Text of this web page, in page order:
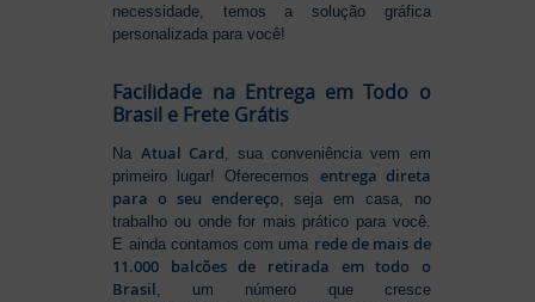
necessidade, temos a solução gráfica
personalizada para você!
Facilidade na Entrega em Todo o
Brasil e Frete Grátis
Na Atual Card, sua conveniência vem em
primeiro lugar! Oferecemos entrega direta
para o seu endereço, seja em casa, no
trabalho ou onde for mais prático para você.
E ainda contamos com uma rede de mais de
11.000 balcões de retirada em todo o
Brasil, um número que cresce